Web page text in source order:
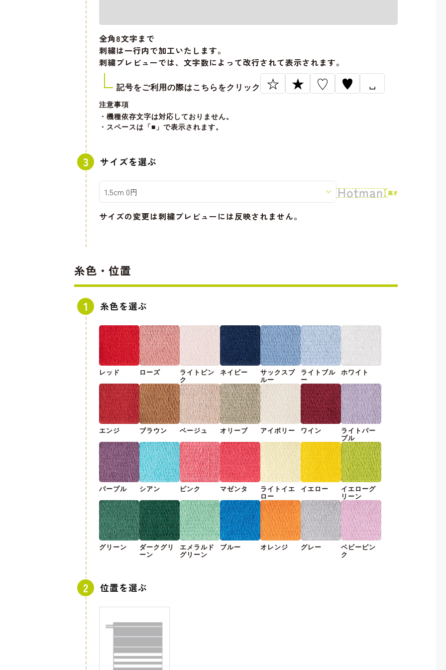
全角8文字 まで
刺繍は一行内で加工いたします。
刺繍プレビューでは、文字数によって改行されて表示されます。
記号をご利用の際はこちらをクリック ☆ ★ ♡ ♥ ␣
注意事項
・機種依存文字は対応しておりません。
・スペースは「■」で表示されます。
サイズを選ぶ
サイズの変更は刺繍プレビューには反映されません。
糸色・位置
糸色を選ぶ
レッド ローズ
ライトピン
ク
ネイビー
サックスブ
ルー
ライトブル
ー
ホワイト
エンジ ブラウン ベージュ オリーブ アイボリー ワイン
ライトパー
プル
パープル シアン ピンク マゼンタ
ライトイエ
ロー
イエロー
イエローグ
リーン
グリーン
ダークグリ
ーン
エメラルド
グリーン
ブルー オレンジ グレー
ベビーピン
ク
位置を選ぶ